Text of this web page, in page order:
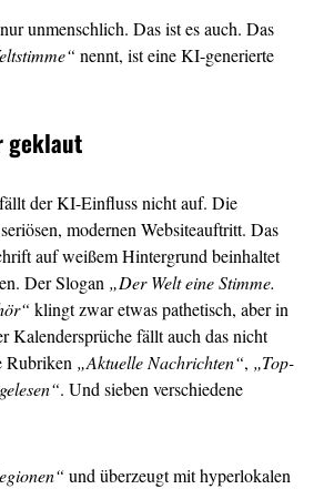
unmenschlich. Das ist es auch. Das
nennt, ist eine KI-generierte
geklaut
der KI-Einfluss nicht auf. Die
modernen Websiteauftritt. Das
auf weißem Hintergrund beinhaltet
Der Slogan „Der Welt eine Stimme.
klingt zwar etwas pathetisch, aber in
Kalendersprüche fällt auch das nicht
Rubriken „Aktuelle Nachrichten“, „Top-
. Und sieben verschiedene
und überzeugt mit hyperlokalen